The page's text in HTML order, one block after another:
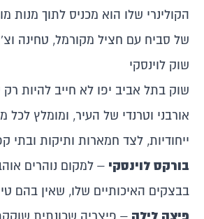
הקולינרי שלו הוא מכניס לתוך
של סביח עם חציל מקורמל, טחינה
שוק לוינסקי
שוק בתל אביב יפו לא חייב להיות
אורבני וטרנדי של העיר, ומומלץ
ייחודיות, לצד חמארות ותיקות ובתי
בורקס לוינסקי – למקום נוהרים
בבצקים האיכותיים שלו, שאין בהם
– פיצריה שכונתית